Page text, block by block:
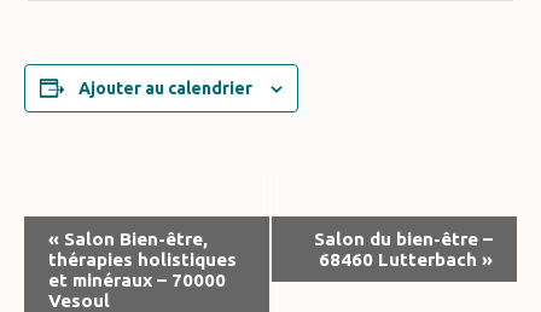
Ajouter au calendrier
Navigation
Évènement
« Salon Bien-être,
thérapies holistiques
et minéraux – 70000
Vesoul
Salon du bien-être –
68460 Lutterbach »